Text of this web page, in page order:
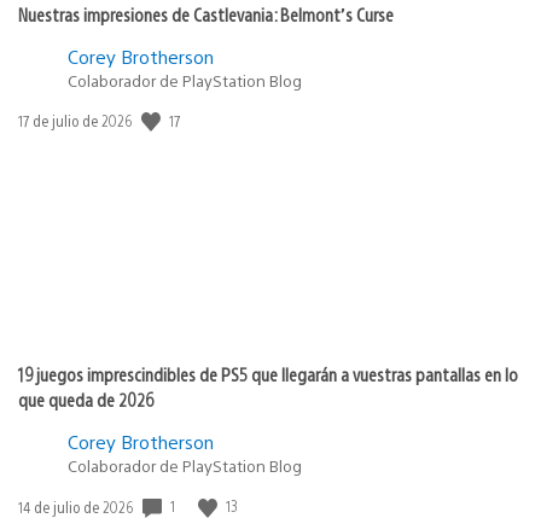
Nuestras impresiones de Castlevania: Belmont’s Curse
Corey Brotherson
Colaborador de PlayStation Blog
Fecha
17 de julio de 2026 17
19 juegos imprescindibles de PS5 que llegarán a vuestras pantallas en lo
que queda de 2026
Corey Brotherson
Colaborador de PlayStation Blog
Fecha
14 de julio de 2026 1 13